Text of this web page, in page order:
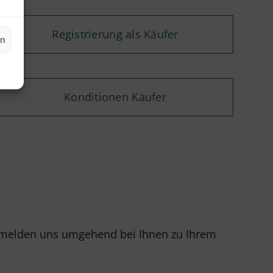
Registrierung als Käufer
Konditionen Käufer
uns umgehend bei Ihnen zu Ihrem